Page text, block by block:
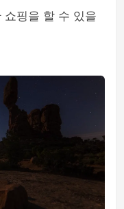
쇼핑을 할 수 있을